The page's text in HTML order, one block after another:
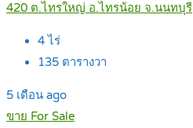
420 ต.ไทรใหญ่ อ.ไทรน้อย จ.นนทบุรี
4 ไร่
135 ตารางวา
5 เดือน ago
ขาย For Sale